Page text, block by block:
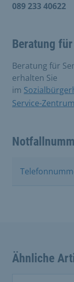
089 233 40622
Beratung
Beratung für
erhalten Sie
im
Service-
Ähnliche